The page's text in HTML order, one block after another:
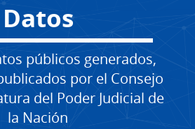
Datos
públicos generados,
por el Consejo
del Poder Judicial de
la Nación